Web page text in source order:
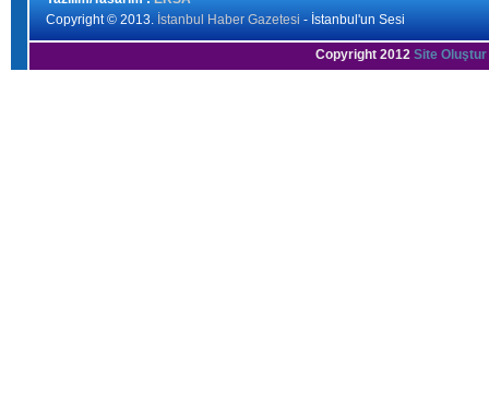
Copyright © 2013. İstanbul Haber Gazetesi - İstanbul'un Sesi
Copyright 2012 Site Oluştur